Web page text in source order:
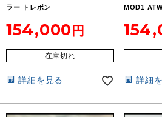
ラー トレポン
154,000
在庫切れ
詳細を見る
MOD1
詳細